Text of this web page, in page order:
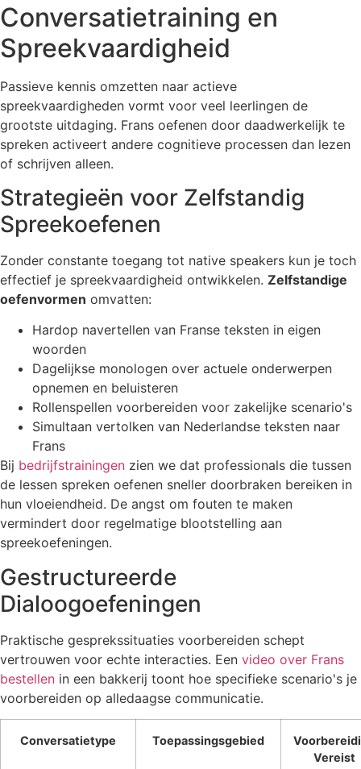
Conversatietraining en
Spreekvaardigheid
Passieve kennis omzetten naar actieve
spreekvaardigheden vormt voor veel leerlingen de
grootste uitdaging. Frans oefenen door daadwerkelijk te
spreken activeert andere cognitieve processen dan lezen
of schrijven alleen.
Strategieën voor Zelfstandig
Spreekoefenen
Zonder constante toegang tot native speakers kun je toch
effectief je spreekvaardigheid ontwikkelen. Zelfstandige
oefenvormen omvatten:
Hardop navertellen van Franse teksten in eigen
woorden
Dagelijkse monologen over actuele onderwerpen
opnemen en beluisteren
Rollenspellen voorbereiden voor zakelijke scenario's
Simultaan vertolken van Nederlandse teksten naar
Frans
Bij bedrijfstrainingen zien we dat professionals die tussen
de lessen spreken oefenen sneller doorbraken bereiken in
hun vloeiendheid. De angst om fouten te maken
vermindert door regelmatige blootstelling aan
spreekoefeningen.
Gestructureerde
Dialoogoefeningen
Praktische gesprekssituaties voorbereiden schept
vertrouwen voor echte interacties. Een video over Frans
bestellen in een bakkerij toont hoe specifieke scenario's je
voorbereiden op alledaagse communicatie.
Conversatietype Toepassingsgebied
Vereist